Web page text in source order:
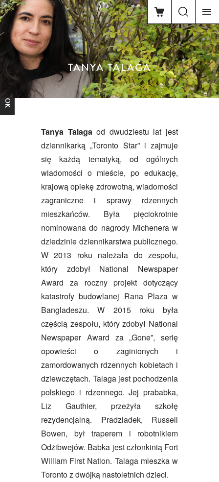
TANYA TALAGA
FACEBOOK
Tanya Talagaod dwudziestu lat jest
dziennikarką „Toronto Star” i zajmuje
się każdą tematyką, od ogólnych
wiadomości o mieście, po edukację,
krajową opiekę zdrowotną, wiadomości
zagraniczne i sprawy rdzennych
mieszkańców. Była pięciokrotnie
nominowana do nagrody Michenera w
dziedzinie dziennikarstwa publicznego.
W 2013 roku należała do zespołu,
który zdobył National Newspaper
Award za roczny projekt dotyczący
katastrofy budowlanej Rana Plaza w
Bangladeszu. W 2015 roku była
częścią zespołu, który zdobył National
Newspaper Award za „Gone”, serię
opowieści o zaginionych i
zamordowanych rdzennych kobietach i
dziewczętach. Talaga jest pochodzenia
polskiego i rdzennego. Jej prababka,
Liz Gauthier, przeżyła szkołę
rezydencjalną. Pradziadek, Russell
Bowen, był traperem i robotnikiem
Odżibwejów. Babka jest członkinią Fort
William First Nation. Talaga mieszka w
Toronto z dwójką nastoletnich dzieci.